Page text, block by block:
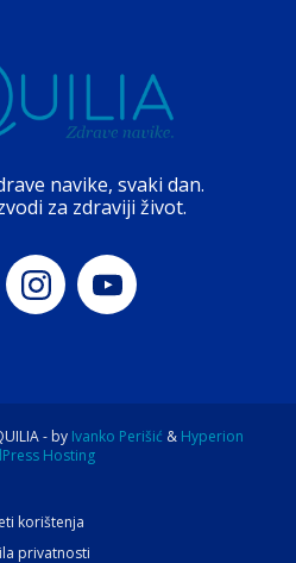
navike, svaki dan.
za zdraviji život.
- by Ivanko Perišić & Hyperion
Hosting
korištenja
privatnosti